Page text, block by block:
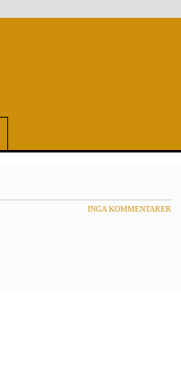
INGA KOMMENTARER